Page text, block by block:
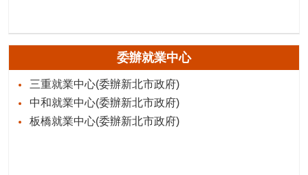
委辦就業中心
三重就業中心(委辦新北市政府)
中和就業中心(委辦新北市政府)
板橋就業中心(委辦新北市政府)